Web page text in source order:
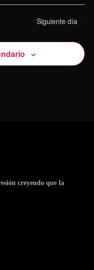
Siguiente día
creyendo que la